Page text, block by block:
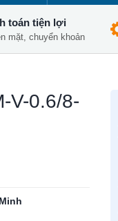
toán tiện lợi
mặt, chuyển khoản
V-0.6/8-